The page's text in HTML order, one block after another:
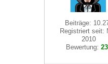
Beiträge:
Registriert seit:
2010
Bewertung: